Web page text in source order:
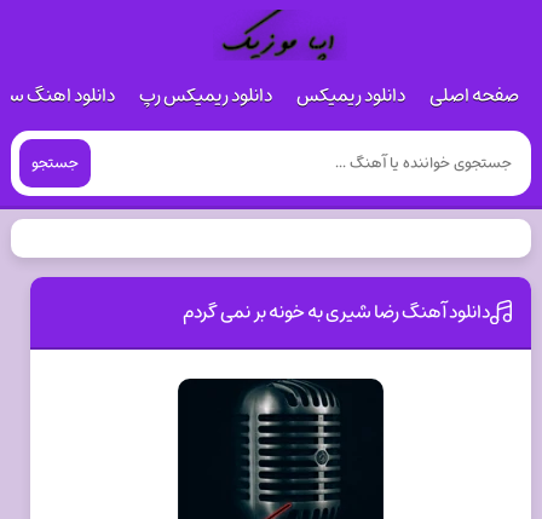
صفحه اصلی دانلود ریمیکس دانلود ریمیکس رپ دانلود اهنگ
جستجو
دانلود آهنگ رضا شیری به خونه بر نمی گردم